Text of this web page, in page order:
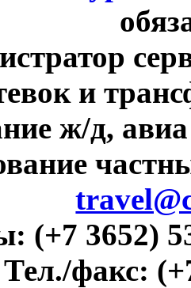
и
ж/д,
(+7 3652)
Тел./факс: